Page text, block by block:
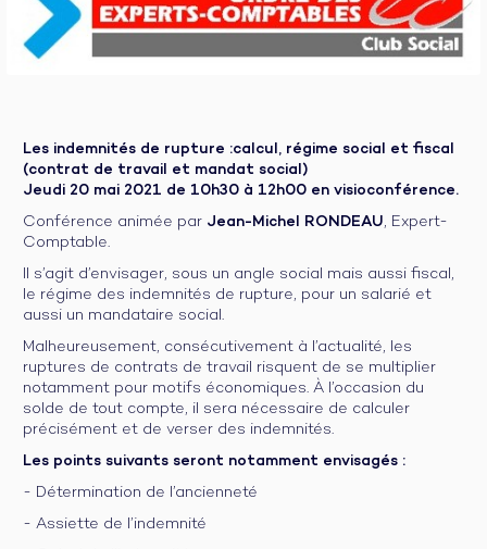
Les indemnités de rupture :calcul, régime social et fiscal
(contrat de travail et mandat social)
Jeudi 20 mai 2021 de 10h30 à 12h00 en visioconférence.
Conférence animée par Jean-Michel RONDEAU, Expert-
Comptable.
Il s’agit d’envisager, sous un angle social mais aussi fiscal,
le régime des indemnités de rupture, pour un salarié et
aussi un mandataire social.
Malheureusement, consécutivement à l’actualité, les
ruptures de contrats de travail risquent de se multiplier
notamment pour motifs économiques. À l’occasion du
solde de tout compte, il sera nécessaire de calculer
précisément et de verser des indemnités.
Les points suivants seront notamment envisagés :
- Détermination de l’ancienneté
- Assiette de l’indemnité